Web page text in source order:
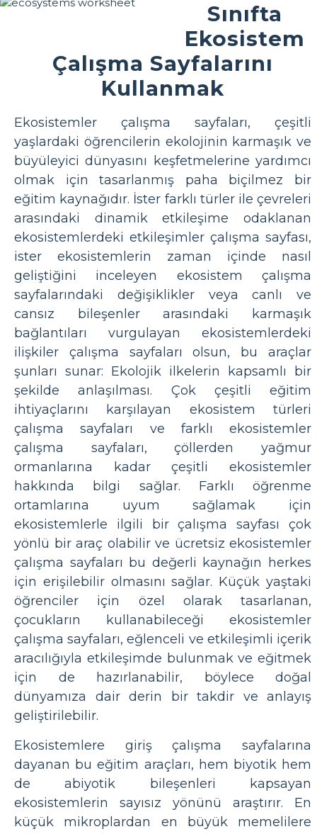
Sınıfta
Ekosistem
Çalışma Sayfalarını
Kullanmak
Ekosistemler çalışma sayfaları, çeşitli
yaşlardaki öğrencilerin ekolojinin karmaşık ve
büyüleyici dünyasını keşfetmelerine yardımcı
olmak için tasarlanmış paha biçilmez bir
eğitim kaynağıdır. İster farklı türler ile çevreleri
arasındaki dinamik etkileşime odaklanan
ekosistemlerdeki etkileşimler çalışma sayfası,
ister ekosistemlerin zaman içinde nasıl
geliştiğini inceleyen ekosistem çalışma
sayfalarındaki değişiklikler veya canlı ve
cansız bileşenler arasındaki karmaşık
bağlantıları vurgulayan ekosistemlerdeki
ilişkiler çalışma sayfaları olsun, bu araçlar
şunları sunar: Ekolojik ilkelerin kapsamlı bir
şekilde anlaşılması. Çok çeşitli eğitim
ihtiyaçlarını karşılayan ekosistem türleri
çalışma sayfaları ve farklı ekosistemler
çalışma sayfaları, çöllerden yağmur
ormanlarına kadar çeşitli ekosistemler
hakkında bilgi sağlar. Farklı öğrenme
ortamlarına uyum sağlamak için
ekosistemlerle ilgili bir çalışma sayfası çok
yönlü bir araç olabilir ve ücretsiz ekosistemler
çalışma sayfaları bu değerli kaynağın herkes
için erişilebilir olmasını sağlar. Küçük yaştaki
öğrenciler için özel olarak tasarlanan,
çocukların kullanabileceği ekosistemler
çalışma sayfaları, eğlenceli ve etkileşimli içerik
aracılığıyla etkileşimde bulunmak ve eğitmek
için de hazırlanabilir, böylece doğal
dünyamıza dair derin bir takdir ve anlayış
geliştirilebilir.
Ekosistemlere giriş çalışma sayfalarına
dayanan bu eğitim araçları, hem biyotik hem
de abiyotik bileşenleri kapsayan
ekosistemlerin sayısız yönünü araştırır. En
küçük mikroplardan en büyük memelilere